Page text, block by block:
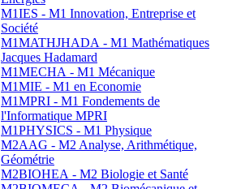
M1IES - M1 Innovation, Entreprise et
Société
M1MATHJHADA - M1 Mathématiques
Jacques Hadamard
M1MECHA - M1 Mécanique
M1MIE - M1 en Economie
M1MPRI - M1 Fondements de
l'Informatique MPRI
M1PHYSICS - M1 Physique
M2AAG - M2 Analyse, Arithmétique,
Géométrie
M2BIOHEA - M2 Biologie et Santé